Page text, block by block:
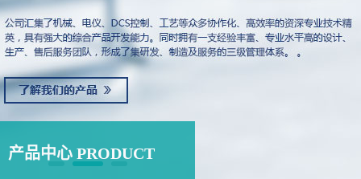
产品中心 PRODUCT